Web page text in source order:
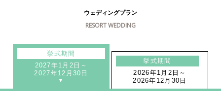
ウェディングプラン
RESORT WEDDING
挙式期間
2027年1月2日～
2027年12月30日
挙式期間
2026年1月2日～
2026年12月30日